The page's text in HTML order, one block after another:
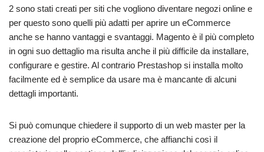
2 sono stati creati per siti che vogliono diventare negozi online e
per questo sono quelli più adatti per aprire un eCommerce
anche se hanno vantaggi e svantaggi. Magento è il più completo
in ogni suo dettaglio ma risulta anche il più difficile da installare,
configurare e gestire. Al contrario Prestashop si installa molto
facilmente ed è semplice da usare ma è mancante di alcuni
dettagli importanti.
Si può comunque chiedere il supporto di un web master per la
creazione del proprio eCommerce, che affianchi così il